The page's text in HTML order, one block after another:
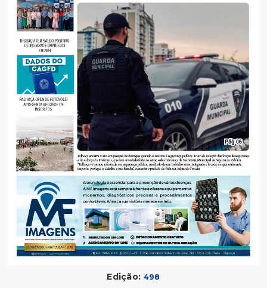
Edição: 498